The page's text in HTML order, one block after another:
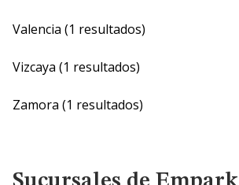
Valencia (1 resultados)
Vizcaya (1 resultados)
Zamora (1 resultados)